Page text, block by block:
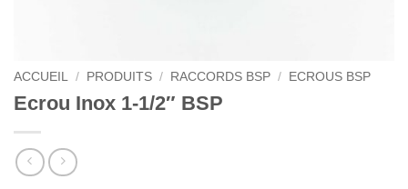
ACCUEIL / PRODUITS / RACCORDS BSP / ECROUS BSP
Ecrou Inox 1-1/2″ BSP